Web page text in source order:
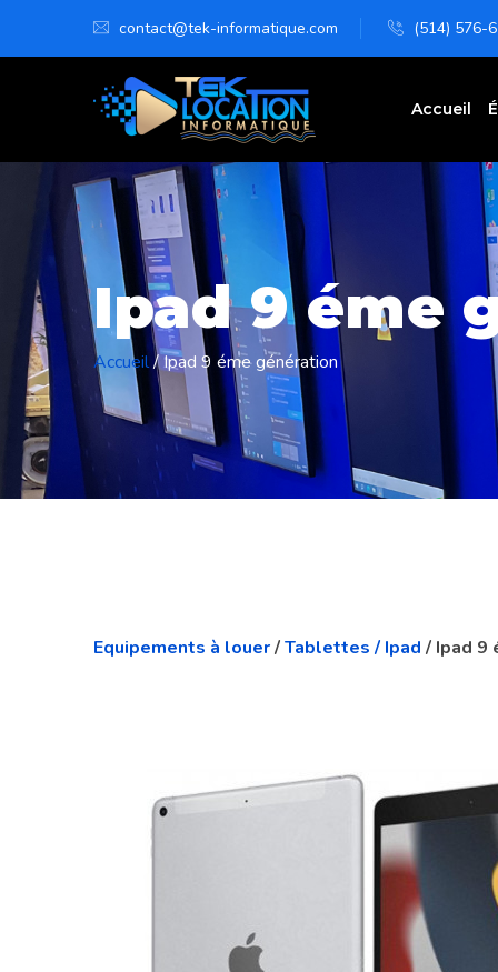
contact@tek-informatique.com (514) 576-
Accueil
Ipad 9 éme
Accueil/Ipad 9 éme génération
Equipements à louer/Tablettes / Ipad / Ipad 9